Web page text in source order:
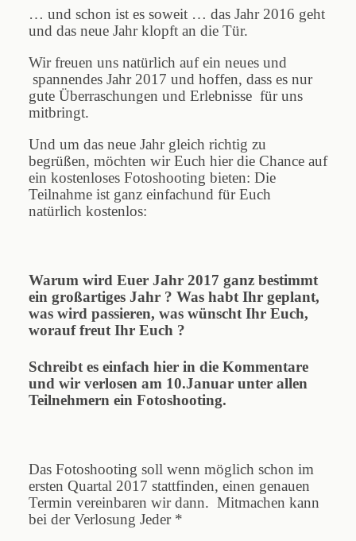
… und schon ist es soweit … das Jahr 2016 geht
und das neue Jahr klopft an die Tür.
Wir freuen uns natürlich auf ein neues und
spannendes Jahr 2017 und hoffen, dass es nur
gute Überraschungen und Erlebnisse für uns
mitbringt.
Und um das neue Jahr gleich richtig zu
begrüßen, möchten wir Euch hier die Chance auf
ein kostenloses Fotoshooting bieten: Die
Teilnahme ist ganz einfachund für Euch
natürlich kostenlos:
Warum wird Euer Jahr 2017 ganz bestimmt
ein großartiges Jahr ? Was habt Ihr geplant,
was wird passieren, was wünscht Ihr Euch,
worauf freut Ihr Euch ?
Schreibt es einfach hier in die Kommentare
und wir verlosen am 10.Januar unter allen
Teilnehmern ein Fotoshooting.
Das Fotoshooting soll wenn möglich schon im
ersten Quartal 2017 stattfinden, einen genauen
Termin vereinbaren wir dann. Mitmachen kann
bei der Verlosung Jeder *